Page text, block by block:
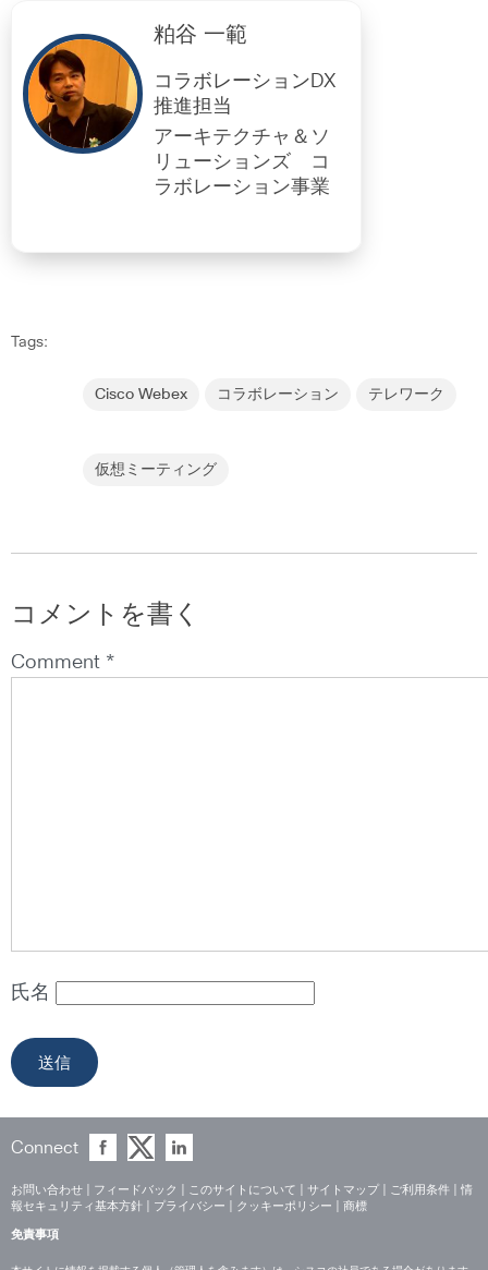
粕谷 一範
コラボレーションDX
推進担当
アーキテクチャ＆ソ
リューションズ コ
ラボレーション事業
Tags:
Cisco Webex コラボレーション テレワーク
仮想ミーティング
コメントを書く
Comment *
氏名
Connect
お問い合わせ フィードバック このサイトについて サイトマップ ご利用条件
情
報セキュリティ基本方針
プライバシー クッキーポリシー 商標
免責事項